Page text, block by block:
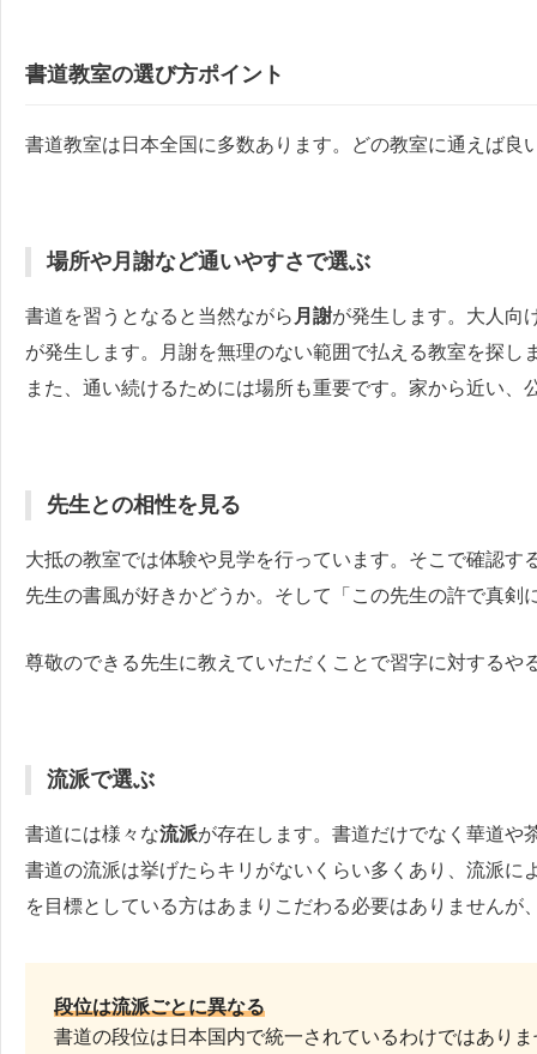
書道教室の選び方ポイント
書道教室は日本全国に多数あります。どの教室に通えば
場所や月謝など通いやすさで選ぶ
書道を習うとなると当然ながら 月謝が発生します。大人向
が発生します。月謝を無理のない範囲で払える教室を探し
また、通い続けるためには場所も重要です。家から近い
先生との相性を見る
大抵の教室では体験や見学を行っています。そこで確認す
先生の書風が好きかどうか。そして「この先生の許で真
尊敬のできる先生に教えていただくことで習字に対するや
流派で選ぶ
書道には様々な流派が存在します。書道だけでなく華道や
書道の流派は挙げたらキリがないくらい多くあり、流派
を目標としている方はあまりこだわる必要はありませんが
段位は流派ごとに異なる
書道の段位は日本国内で統一されているわけではあり